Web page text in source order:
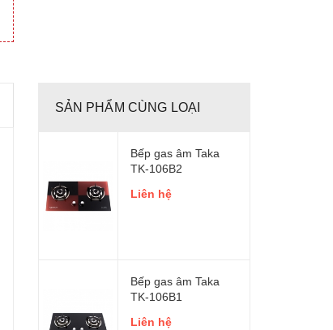
SẢN PHẨM CÙNG LOẠI
Bếp gas âm Taka
TK-106B2
Liên hệ
Bếp gas âm Taka
TK-106B1
Liên hệ